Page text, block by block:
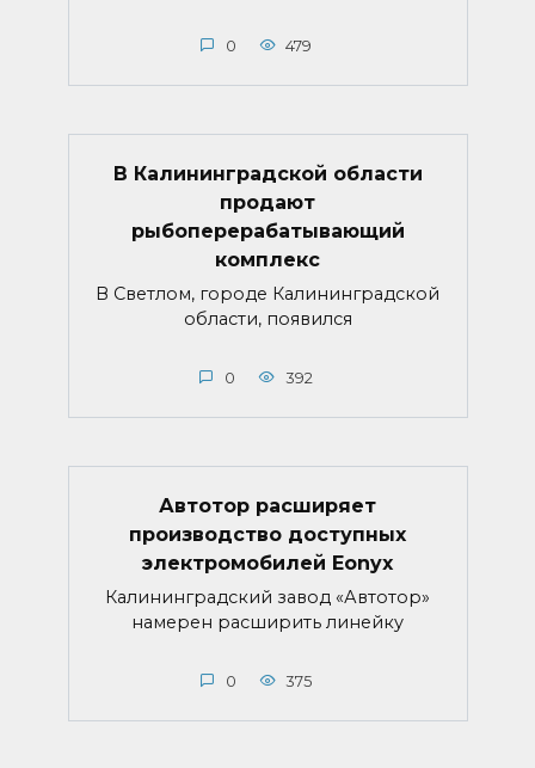
0 479
В Калининградской области
продают
рыбоперерабатывающий
комплекс
В Светлом, городе Калининградской
области, появился
0 392
Автотор расширяет
производство доступных
электромобилей Eonyx
Калининградский завод «Автотор»
намерен расширить линейку
0 375